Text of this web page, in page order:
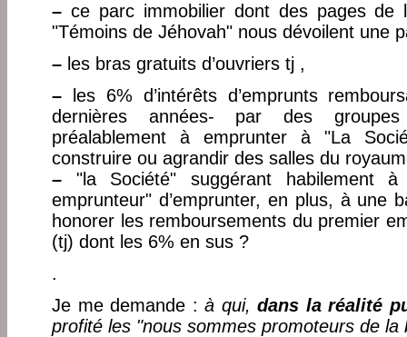
– ce parc immobilier dont des pages de
"Témoins de Jéhovah" nous dévoilent une
– les bras gratuits d’ouvriers tj ,
– les 6% d’intérêts d’emprunts
dernières années- par des
préalablement à emprunter à "La
construire ou agrandir des salles du
– "la Société" suggérant habilement
emprunteur" d’emprunter, en plus, à une
honorer les remboursements du premier
(tj) dont les 6% en sus ?
.
Je me demande : à qui, dans la réalité
profité les "nous sommes promoteurs de la